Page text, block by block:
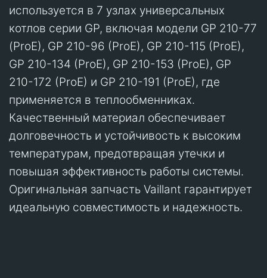
используется в 7 узлах универсальных
котлов серии GP, включая модели GP 210-77
(ProE), GP 210-96 (ProE), GP 210-115 (ProE),
GP 210-134 (ProE), GP 210-153 (ProE), GP
210-172 (ProE) и GP 210-191 (ProE), где
применяется в теплообменниках.
Качественный материал обеспечивает
долговечность и устойчивость к высоким
температурам, предотвращая утечки и
повышая эффективность работы системы.
Оригинальная запчасть Vaillant гарантирует
идеальную совместимость и надежность.